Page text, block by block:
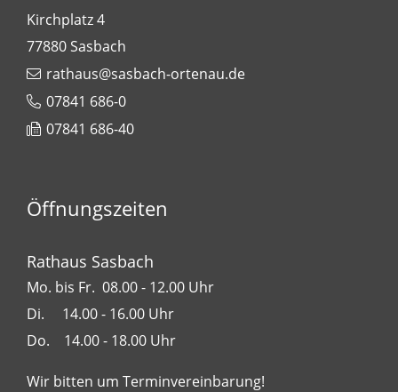
Kirchplatz 4
77880Sasbach
rathaus@sasbach-ortenau.de
07841 686-0
07841 686-40
Öffnungszeiten
Rathaus Sasbach
Mo. bis Fr. 08.00 - 12.00 Uhr
Di. 14.00 - 16.00 Uhr
Do. 14.00 - 18.00 Uhr
Wir bitten um Terminvereinbarung!